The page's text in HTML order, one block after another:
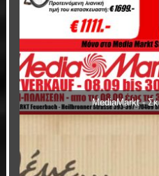
MediaMarkt -